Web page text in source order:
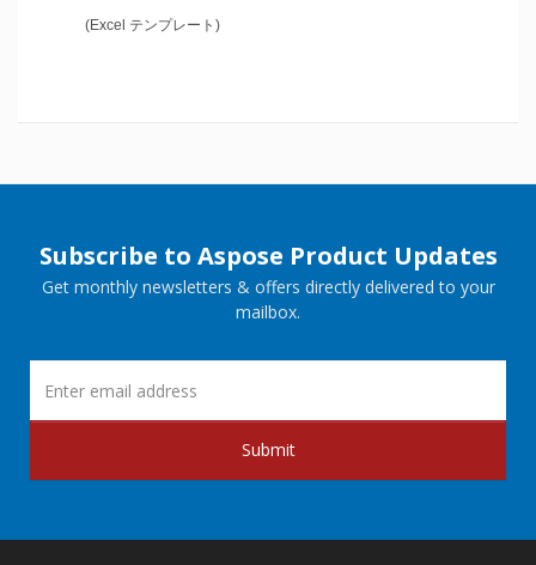
(Excel テンプレート)
Subscribe to Aspose Product Updates
Get monthly newsletters & offers directly delivered to your
mailbox.
Submit